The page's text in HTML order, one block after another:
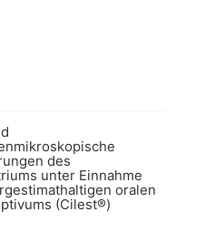
des
unter Einnahme
oralen
(Cilest®)